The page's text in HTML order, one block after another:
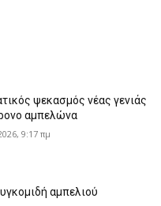
ψεκασμός νέας γενιάς
αμπελώνα
9:17 πμ
αμπελιού